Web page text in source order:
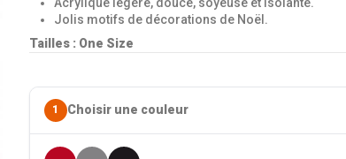
Jolis motifs de décorations de Noël.
Tailles : One Size
1 Choisir une couleur